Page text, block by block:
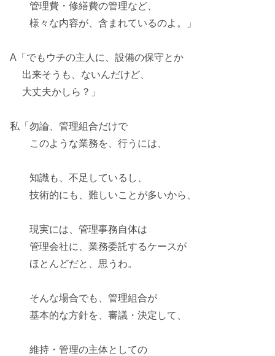
管理費・修繕費の管理など、
様々な内容が、含まれているのよ。」
A「でもウチの主人に、設備の保守とか
出来そうも、ないんだけど、
大丈夫かしら？」
私「勿論、管理組合だけで
このような業務を、行うには、
知識も、不足しているし、
技術的にも、難しいことが多いから、
現実には、管理事務自体は
管理会社に、業務委託するケースが
ほとんどだと、思うわ。
そんな場合でも、管理組合が
基本的な方針を、審議・決定して、
維持・管理の主体としての